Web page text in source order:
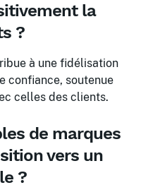
la
?
à une fidélisation
confiance, soutenue
celles des clients.
de marques
vers un
?